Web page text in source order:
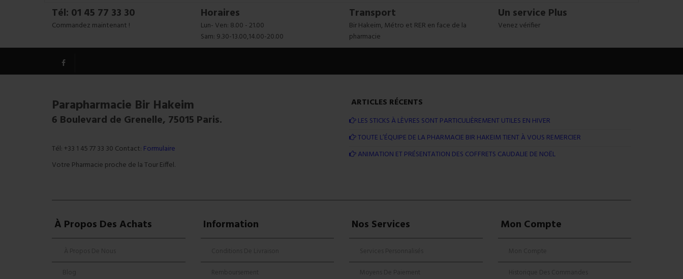
Tél: 01 45 77 33 30
Commandez maintenant !
Horaires
Lun- Ven: 8.00 - 21.00
Sam: 9.30-13.00,14.00-20.00
Transport
Bir Hakeim, Métro et RER en face de la
pharmacie
Un service Plus
Venez vérifier
Parapharmacie Bir Hakeim
6 Boulevard de Grenelle, 75015 Paris.
Tél: +33 1 45 77 33 30 Contact: Formulaire
Votre Pharmacie proche de la Tour Eiffel.
ARTICLES RÉCENTS
LES STICKS À LÈVRES SONT PARTICULIÈREMENT UTILES EN HIVER
TOUTE L’ÉQUIPE DE LA PHARMACIE BIR HAKEIM TIENT À VOUS REMERCIER
ANIMATION ET PRÉSENTATION DES COFFRETS CAUDALIE DE NOËL
À Propos Des Achats Information Nos Services Mon Compte